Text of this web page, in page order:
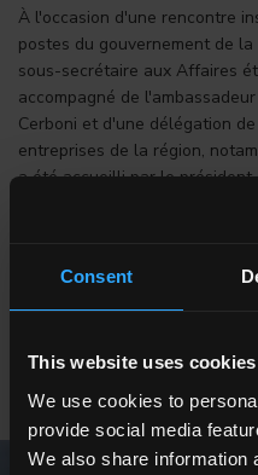
Consent
This website uses cookies
We use cookies to
provide social media
We also share information
À l'occasion d'une rencontre
postes du gouvernement de
sous-secrétaire aux Affaires
accompagné de
Cerboni et d'une délégation
entreprises de la région,
a été accueilli par le président
Mularoni, par le président de
Leardini Mularoni et par la